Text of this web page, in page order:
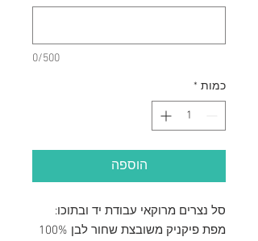
0/500
כמות *
הוספה
סל נצרים מרוקאי עבודת יד ובתוכו:
מפת פיקניק משובצת שחור לבן 100%